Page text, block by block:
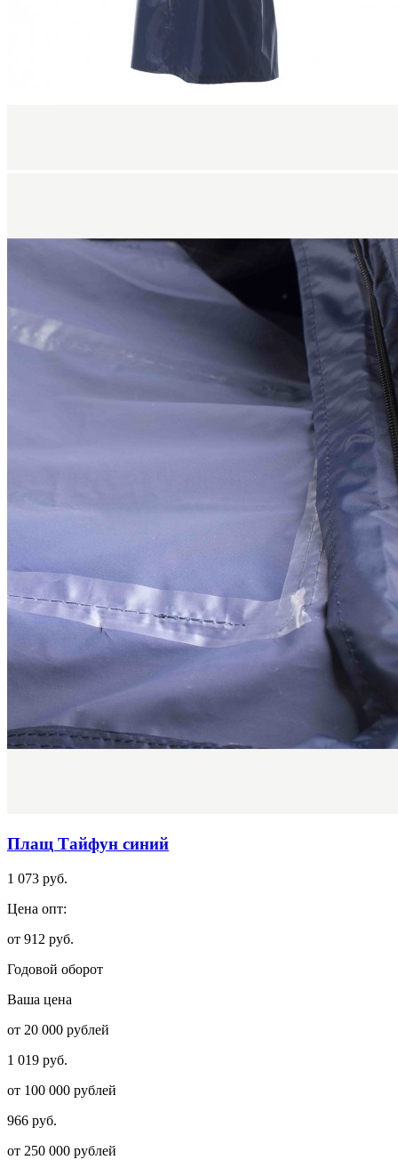
Плащ Тайфун синий
1 073 руб.
Цена опт:
от 912 руб.
Годовой оборот
Ваша цена
от 20 000 рублей
1 019 руб.
от 100 000 рублей
966 руб.
от 250 000 рублей